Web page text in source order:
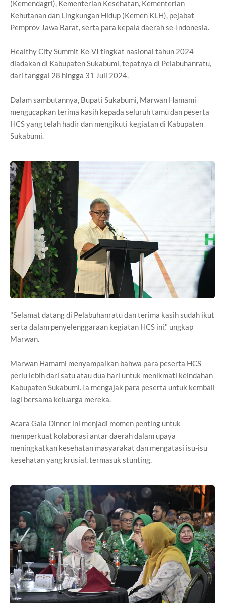
(Kemendagri), Kementerian Kesehatan, Kementerian
Kehutanan dan Lingkungan Hidup (Kemen KLH), pejabat
Pemprov Jawa Barat, serta para kepala daerah se-Indonesia.
Healthy City Summit Ke-VI tingkat nasional tahun 2024
diadakan di Kabupaten Sukabumi, tepatnya di Pelabuhanratu,
dari tanggal 28 hingga 31 Juli 2024.
Dalam sambutannya, Bupati Sukabumi, Marwan Hamami
mengucapkan terima kasih kepada seluruh tamu dan peserta
HCS yang telah hadir dan mengikuti kegiatan di Kabupaten
Sukabumi.
"Selamat datang di Pelabuhanratu dan terima kasih sudah ikut
serta dalam penyelenggaraan kegiatan HCS ini," ungkap
Marwan.
Marwan Hamami menyampaikan bahwa para peserta HCS
perlu lebih dari satu atau dua hari untuk menikmati keindahan
Kabupaten Sukabumi. Ia mengajak para peserta untuk kembali
lagi bersama keluarga mereka.
Acara Gala Dinner ini menjadi momen penting untuk
memperkuat kolaborasi antar daerah dalam upaya
meningkatkan kesehatan masyarakat dan mengatasi isu-isu
kesehatan yang krusial, termasuk stunting.